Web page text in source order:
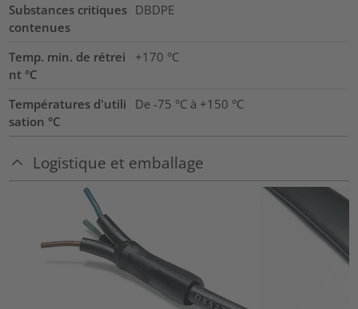
Substances critiques
contenues
DBDPE
Temp. min. de rétrei
nt °C
+170 °C
Températures d'utili
sation °C
De -75 °C à +150 °C
Logistique et emballage